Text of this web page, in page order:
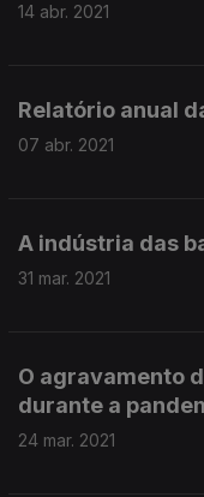
14 abr. 2021
Relatório anual
07 abr. 2021
A indústria das
31 mar. 2021
O agravamento
durante a
24 mar. 2021